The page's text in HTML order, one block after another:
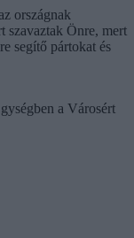
országnak
szavaztak Önre, mert
segítő pártokat és
a Városért